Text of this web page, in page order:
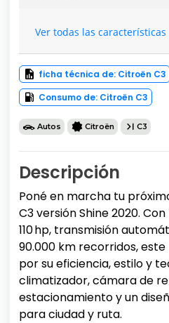
Ver todas las características
ficha técnica de: Citroën C3
Consumo de: Citroën C3
Autos Citroën C3
Descripción
Poné en marcha tu
C3 versión Shine 2020.
110 hp, transmisión
90.000 km recorridos,
por su eficiencia, estilo y
climatizador, cámara de
estacionamiento y un
para ciudad y ruta.